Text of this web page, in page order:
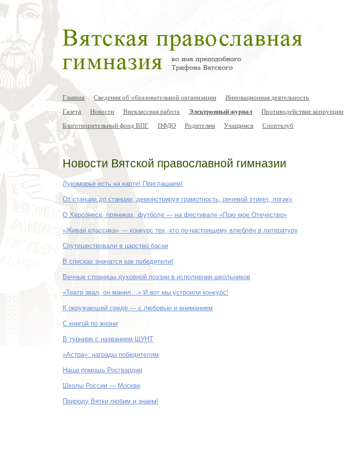
Главная Сведения об образовательной организации
Инновационная деятельность
Газета
Новости Внеклассная работа Электронный журнал
Противодействие коррупции
Благотворительный фонд ВПГ
ПФДО Родителям Учащимся Спортклуб
Новости Вятской православной гимназии
Лукоморье есть на карте! Приглашаем!
От станции до станции, демонстрируя грамотность, речевой этикет, логику
О Херсонесе, пряниках, футболе — на фестивале «Пою мое Отечество»
«Живая классика» — конкурс тех, кто по-настоящему влюблён в литературу
Спутешествовали в царство басни
В списках значатся как победители!
Вечные страницы духовной поэзии в исполнении школьников
«Театр звал, он манил…» И вот мы устроили конкурс!
К окружающей среде — с любовью и вниманием
С книгой по жизни
В турнире с названием ШУНТ
«Астра»: награды победителям
Наша помощь Росгвардии
Школы России — Москве
Природу Вятки любим и знаем!